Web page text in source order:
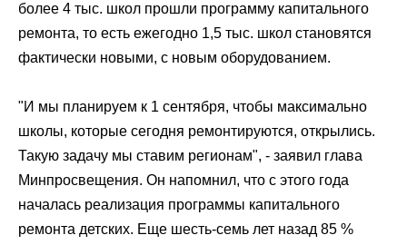
более 4 тыс. школ прошли программу капитального
ремонта, то есть ежегодно 1,5 тыс. школ становятся
фактически новыми, с новым оборудованием.
"И мы планируем к 1 сентября, чтобы максимально
школы, которые сегодня ремонтируются, открылись.
Такую задачу мы ставим регионам", - заявил глава
Минпросвещения. Он напомнил, что с этого года
началась реализация программы капитального
ремонта детских. Еще шесть-семь лет назад 85 %